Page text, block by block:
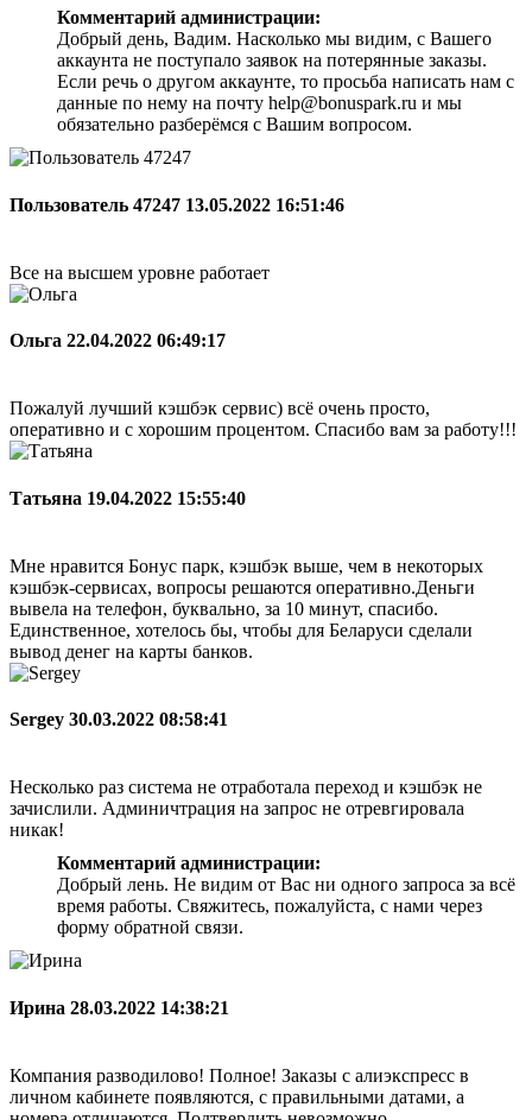
Комментарий администрации:
Добрый день, Вадим. Насколько мы видим, с Вашего
аккаунта не поступало заявок на потерянные заказы.
Если речь о другом аккаунте, то просьба написать нам с
данные по нему на почту help@bonuspark.ru и мы
обязательно разберёмся с Вашим вопросом.
Пользователь 47247 13.05.2022 16:51:46
Все на высшем уровне работает
Ольга 22.04.2022 06:49:17
Пожалуй лучший кэшбэк сервис) всё очень просто,
оперативно и с хорошим процентом. Спасибо вам за работу!!!
Татьяна 19.04.2022 15:55:40
Мне нравится Бонус парк, кэшбэк выше, чем в некоторых
кэшбэк-сервисах, вопросы решаются оперативно.Деньги
вывела на телефон, буквально, за 10 минут, спасибо.
Единственное, хотелось бы, чтобы для Беларуси сделали
вывод денег на карты банков.
Sergey 30.03.2022 08:58:41
Несколько раз система не отработала переход и кэшбэк не
зачислили. Админичтрация на запрос не отревгировала
никак!
Комментарий администрации:
Добрый лень. Не видим от Вас ни одного запроса за всё
время работы. Свяжитесь, пожалуйста, с нами через
форму обратной связи.
Ирина 28.03.2022 14:38:21
Компания разводилово! Полное! Заказы с алиэкспресс в
личном кабинете появляются, с правильными датами, а